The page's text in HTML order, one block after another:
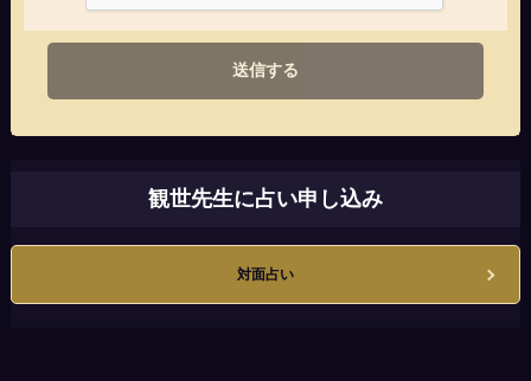
送信する
観世先生に占い申し込み
対面占い